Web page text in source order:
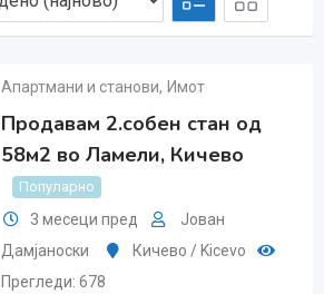
Апартмани и станови, Имот
Продавам 2.собен стан од
58м2 во Ламели, Кичево
Популарно
3 месеци пред
Јован
Дамјаноски
Кичево / Kicevo
Прегледи: 678